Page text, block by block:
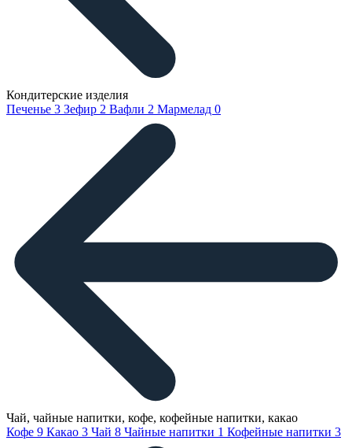
Кондитерские изделия
Печенье 3 Зефир 2 Вафли 2 Мармелад 0
Чай, чайные напитки, кофе, кофейные напитки, какао
Кофе 9 Какао 3 Чай 8 Чайные напитки 1 Кофейные напитки 3